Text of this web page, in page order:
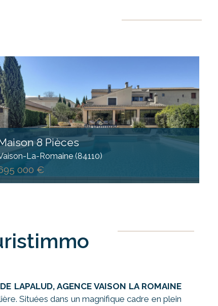
8 Pièces
La-Romaine (84110)
000 €
LAPALUD, AGENCE VAISON LA ROMAINE
Situées dans un magnifique cadre en plein